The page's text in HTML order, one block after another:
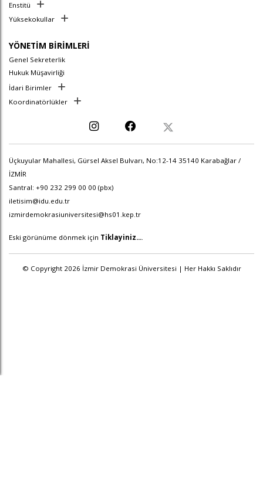
Enstitü
Yüksekokullar
YÖNETİM BİRİMLERİ
Genel Sekreterlik
Hukuk Müşavirliği
İdari Birimler
Koordinatörlükler
Üçkuyular Mahallesi, Gürsel Aksel Bulvarı, No:12-14 35140 Karabağlar /
İZMİR
Santral: +90 232 299 00 00 (pbx)
iletisim@idu.edu.tr
izmirdemokrasiuniversitesi@hs01.kep.tr
Eski görünüme dönmek için Tiklayiniz....
© Copyright 2026 İzmir Demokrasi Üniversitesi | Her Hakkı Saklıdır